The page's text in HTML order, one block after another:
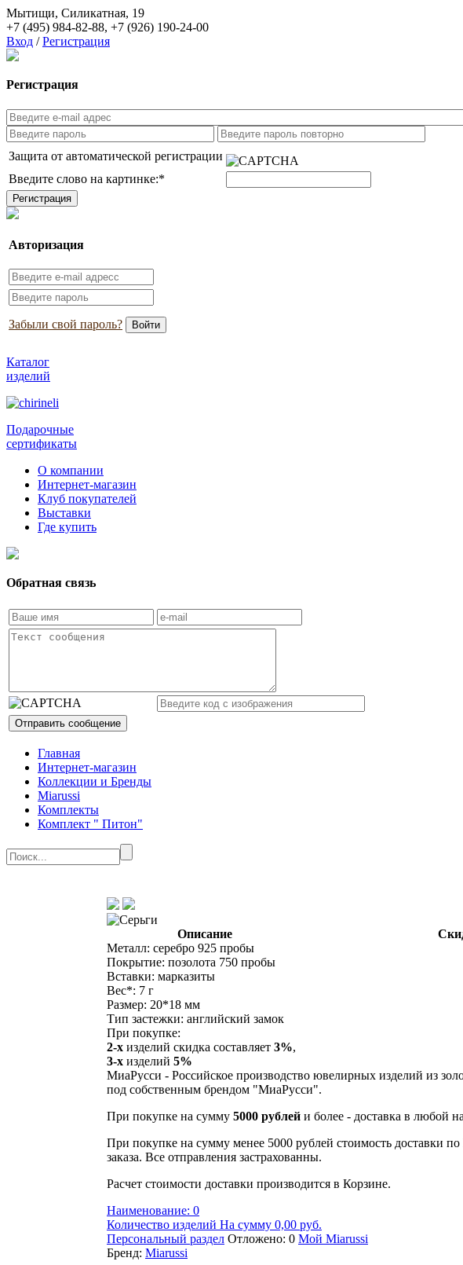
Мытищи, Силикатная, 19
+7 (495) 984-82-88, +7 (926) 190-24-00
Вход / Регистрация
Регистрация
Защита от автоматической регистрации
Введите слово на картинке:*
Авторизация
Забыли свой пароль?
Каталог
изделий
Подарочные
сертификаты
О компании
Интернет-магазин
Клуб покупателей
Выставки
Где купить
Обратная связь
Главная
Интернет-магазин
Коллекции и Бренды
Miarussi
Комплекты
Комплект " Питон"
Описание
Металл: серебро 925 пробы
Покрытие: позолота 750 пробы
Вставки: марказиты
Вес*: 7 г
Размер: 20*18 мм
Тип застежки: английский замок
При покупке:
2-х изделий скидка составляет 3%,
3-х изделий 5%
МиаРусси - Российское производство ювелирных изделий из
под собственным брендом "МиаРусси".
При покупке на сумму 5000 рублей и более - доставка в любой
При покупке на сумму менее 5000 рублей стоимость доставки по
заказа. Все отправления застрахованны.
Расчет стоимости доставки производится в Корзине.
Наименование: 0
Количество изделий На сумму 0,00 руб.
Персональный раздел Отложено: 0 Мой Miarussi
Бренд: Miarussi